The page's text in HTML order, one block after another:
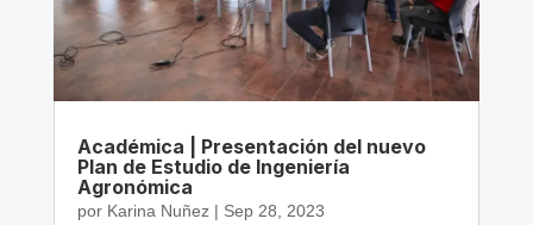
Académica | Presentación del nuevo
Plan de Estudio de Ingeniería
Agronómica
por Karina Nuñez| Sep 28, 2023